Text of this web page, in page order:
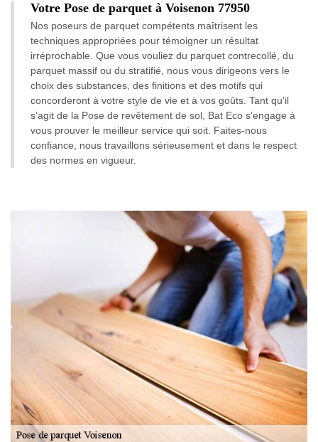
Votre Pose de parquet à Voisenon 77950
Nos poseurs de parquet compétents maîtrisent les
techniques appropriées pour témoigner un résultat
irréprochable. Que vous vouliez du parquet contrecollé, du
parquet massif ou du stratifié, nous vous dirigeons vers le
choix des substances, des finitions et des motifs qui
concorderont à votre style de vie et à vos goûts. Tant qu’il
s’agit de la Pose de revêtement de sol, Bat Eco s’engage à
vous prouver le meilleur service qui soit. Faites-nous
confiance, nous travaillons sérieusement et dans le respect
des normes en vigueur.